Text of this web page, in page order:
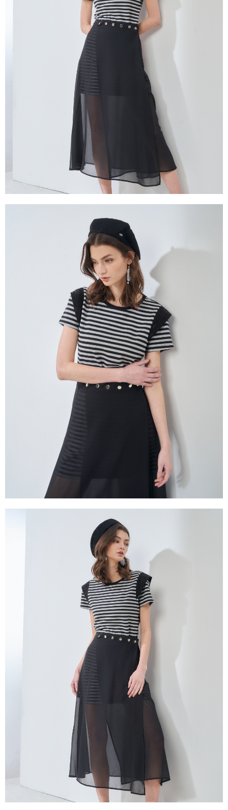
1.本服務係由「台灣大哥大股份有限公司」（以下簡稱本公司）所提供，讓
用戶於交易時，得透過本服務購買商品或服務，並由商店將買賣／分期付款
買賣價金債權讓與本公司後，依約使用本公司帳單繳交帳款。
2.基於同意付款使用「大哥付你分期」之契約關係目的，商店將以您的個人
資料（包含姓名、電話或地址）提供予台灣大哥大進項蒐集、處理及利用，
由本公司與您本人進行分期帳單所需資料之確認、核對及更正。
3.完整用戶服務條款，請詳閱以下連結：
https://oppay.tw/userRule
ATM／網路銀行／等多元方式進行付款，方視為交易完成。
※ 請注意：結帳手續完成當下不需立刻繳費，但若您需要取消訂單，請聯絡
購買商品的店家。未經商家同意取消之訂單仍視為有效，需透過AFTEE先享
※ 交易是否成功請以「AFTEE先享後付 」之結帳頁面顯示為準，若有關於
是否繳費成功／繳費後需取消欲退款等相關疑問，請聯繫「AFTEE先享後付
https://netprotections.freshdesk.com/support/home
１．透過由恩沛科技股份有限公司提供之「AFTEE先享後付」服務完成之交
易，需依本服務之必要範圍內提供個人資料，並將交易相關給付款項請求債
權轉讓予恩沛科技股份有限公司。
２．關於個人資料處理事宜，請瀏覽以下網址：
https://aftee.tw/terms/#terms3
３．未成年的使用者請事先徵得法定代理人或監護人之同意方可使用
「AFTEE先享後付」，若未經同意申辦者引起之損失，本公司不負相關責
４．使用「AFTEE先享後付」時，將依據個別帳號之用戶狀況，依本公司即
時審查核予不同之上限額度；若仍有額度不足之情形，本公司將視審查結果
請求用戶進行身份認證。
５．嚴禁一人註冊多個帳號或使用他人資訊註冊。若發現惡意使用之情形，
每筆NT$120，滿NT$2,000(含以上)免運費